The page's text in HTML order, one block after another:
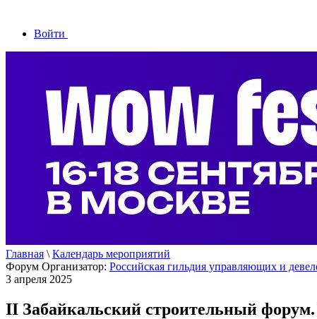
Войти
Главная \ Календарь мероприятий
Форум Организатор: Российская гильдия управляющих и
3 апреля 2025
II Забайкальский строительный